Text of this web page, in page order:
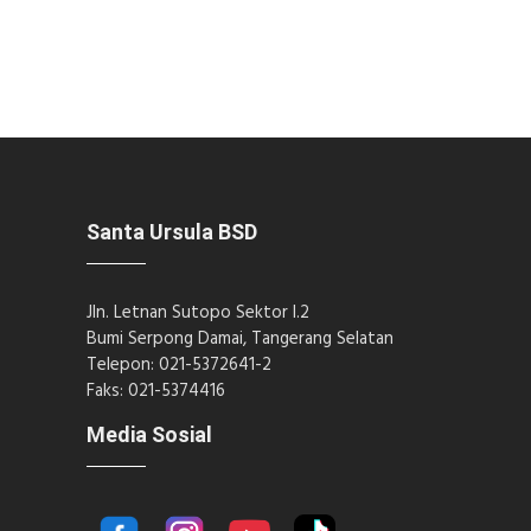
Santa Ursula BSD
Jln. Letnan Sutopo Sektor I.2
Bumi Serpong Damai, Tangerang Selatan
Telepon: 021-5372641-2
Faks: 021-5374416
Media Sosial